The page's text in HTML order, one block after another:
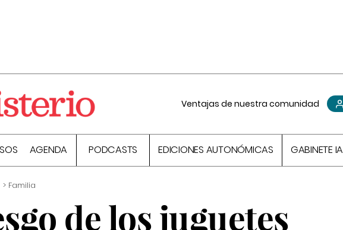
Ventajas de nuestra comunidad
AGENDA PODCASTS EDICIONES AUTONÓMICAS GABINETE IA
Familia
de los juguetes